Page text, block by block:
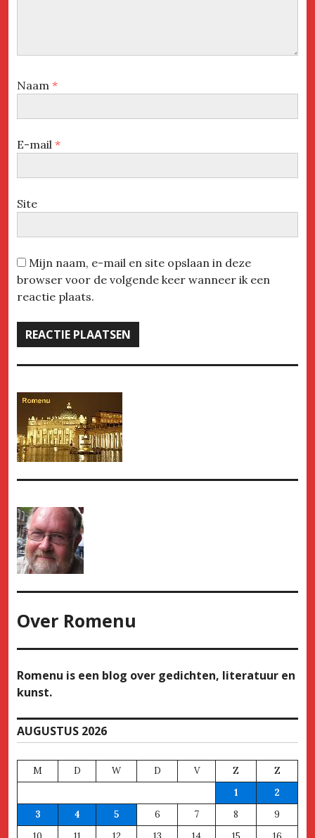
Naam *
E-mail *
Site
Mijn naam, e-mail en site opslaan in deze
browser voor de volgende keer wanneer ik een
reactie plaats.
Over Romenu
Romenu is een blog over gedichten, literatuur en
kunst.
AUGUSTUS 2026
M D W D V Z
Z
1
2
3
4 5 6 7 8
9